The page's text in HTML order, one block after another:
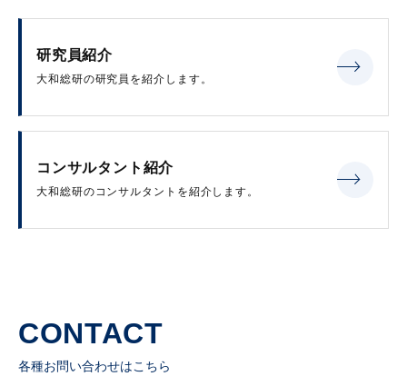
研究員紹介
大和総研の研究員を紹介します。
コンサルタント紹介
大和総研のコンサルタントを紹介します。
CONTACT
各種お問い合わせはこちら